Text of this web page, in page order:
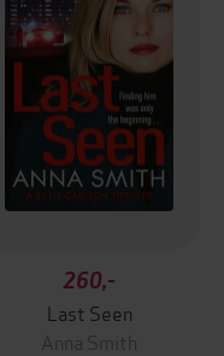
260,-
Last Seen
Anna Smith